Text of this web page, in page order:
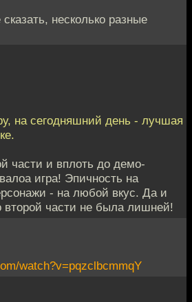
несколько разные
на сегодняшний день - лучшая
части и вплоть до демо-
игра! Эпичность на
- на любой вкус. Да и
второй части не была лишней!
watch?v=pqzclbcmmqY